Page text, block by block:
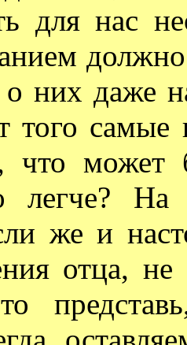
для нас
должно
о них даже
того
что может
легче? На
же и
отца, не